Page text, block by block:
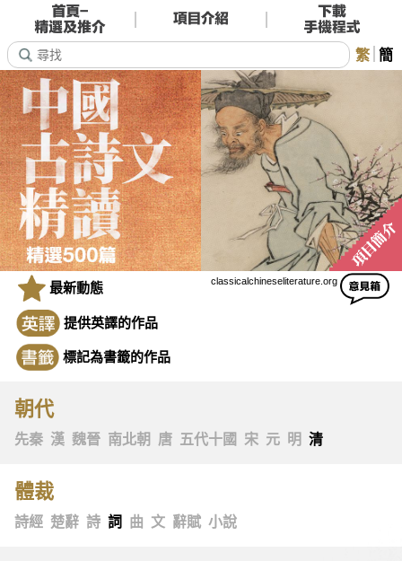
繁 簡
classicalchineseliterature.org
最新動態
提供英譯的作品
標記為書籤的作品
朝代
先秦 漢 魏晉 南北朝 唐 五代十國 宋 元 明 清
體裁
詩經 楚辭 詩 詞 曲 文 辭賦 小說